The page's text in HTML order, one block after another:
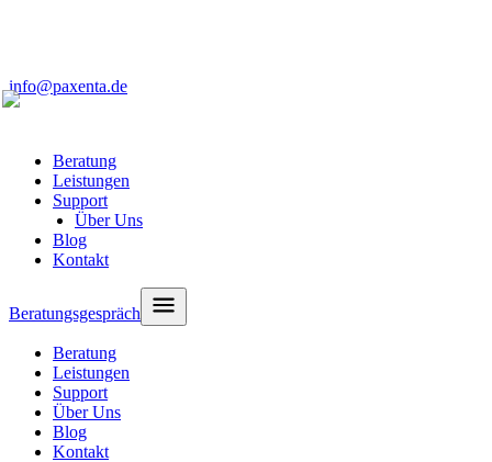
info@paxenta.de
Beratung
Leistungen
Support
Über Uns
Blog
Kontakt
Beratungsgespräch
Beratung
Leistungen
Support
Über Uns
Blog
Kontakt